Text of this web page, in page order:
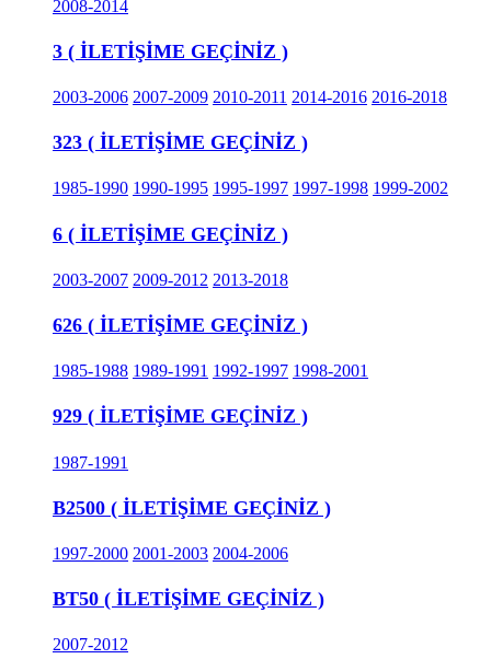
2008-2014
3 ( İLETİŞİME GEÇİNİZ )
2003-2006 2007-2009 2010-2011 2014-2016 2016-2018
323 ( İLETİŞİME GEÇİNİZ )
1985-1990 1990-1995 1995-1997 1997-1998 1999-2002
6 ( İLETİŞİME GEÇİNİZ )
2003-2007 2009-2012 2013-2018
626 ( İLETİŞİME GEÇİNİZ )
1985-1988 1989-1991 1992-1997 1998-2001
929 ( İLETİŞİME GEÇİNİZ )
1987-1991
B2500 ( İLETİŞİME GEÇİNİZ )
1997-2000 2001-2003 2004-2006
BT50 ( İLETİŞİME GEÇİNİZ )
2007-2012